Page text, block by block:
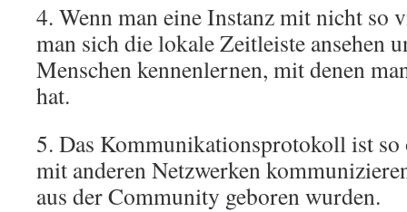
4. Wenn man eine Instanz mit nicht so
man sich die lokale Zeitleiste ansehen
Menschen kennenlernen, mit denen
hat.
5. Das Kommunikationsprotokoll ist so
mit anderen Netzwerken
aus der Community geboren wurden.